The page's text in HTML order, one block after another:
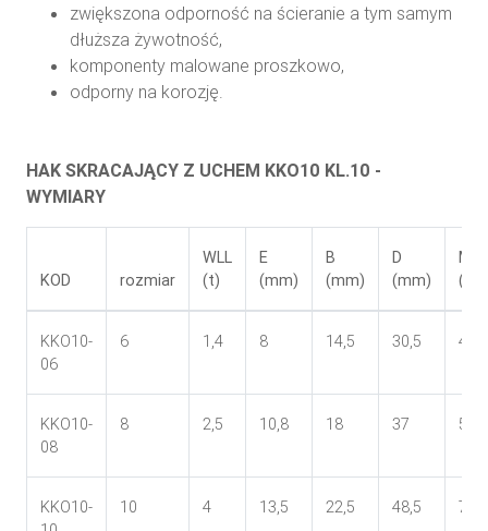
zwiększona odporność na ścieranie a tym samym
dłuższa żywotność,
komponenty malowane proszkowo,
odporny na korozję.
HAK SKRACAJĄCY Z UCHEM KKO10 KL.10 -
WYMIARY
KOD rozmiar
WLL
(t)
E
(mm)
B
(mm)
D
(mm)
M
KKO10-
06
6 1,4 8 14,5 30,5 43,5
KKO10-
08
8 2,5 10,8 18 37 53
KKO10-
10 4 13,5 22,5 48,5 72